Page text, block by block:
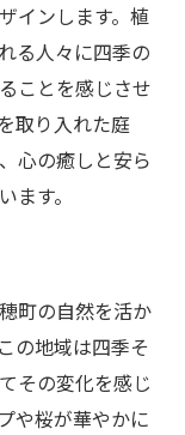
インします。植
る人々に四季の
ことを感じさせ
取り入れた庭
心の癒しと安ら
す。
町の自然を活か
の地域は四季そ
その変化を感じ
や桜が華やかに